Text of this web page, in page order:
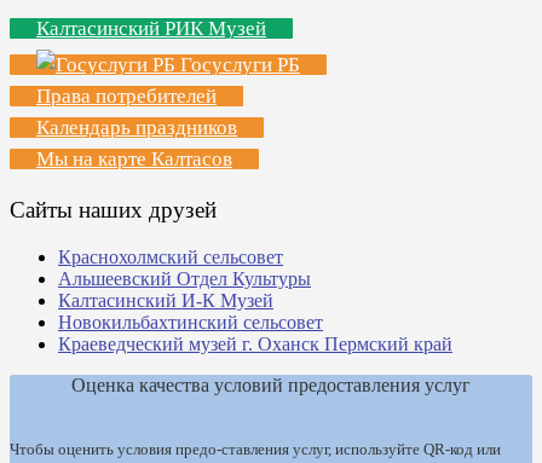
Калтасинский РИК Музей
Госуслуги РБ
Права потребителей
Календарь праздников
Мы на карте Калтасов
Сайты наших друзей
Краснохолмский сельсовет
Альшеевский Отдел Культуры
Калтасинский И-К Музей
Новокильбахтинский сельсовет
Краеведческий музей г. Оханск Пермский край
Оценка качества условий предоставления услуг
Чтобы оценить условия предо-ставления услуг, используйте QR-код или